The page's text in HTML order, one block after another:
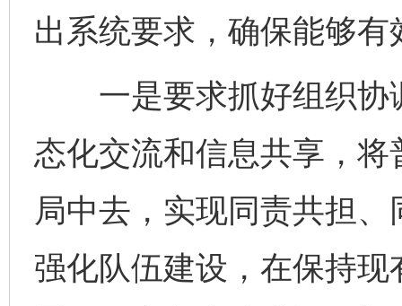
出系统要求，确保能够有
一是要求抓好组织协
态化交流和信息共享，
局中去，实现同责共担
强化队伍建设，在保持